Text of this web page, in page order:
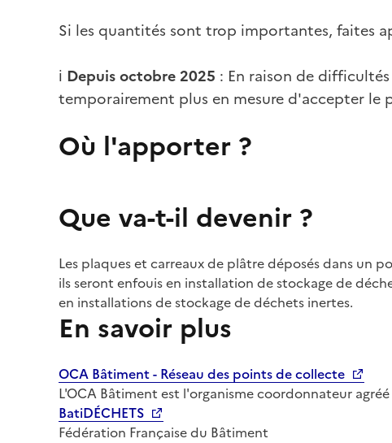
Si les quantités sont trop importantes, faites
ℹ️ Depuis octobre 2025 : En raison de
temporairement plus en mesure d'accepter le
Où l'apporter ?
Que va-t-il devenir ?
Les plaques et carreaux de plâtre déposés dans
ils seront enfouis en installation de stockage de
en installations de stockage de déchets inertes.
En savoir plus
OCA Bâtiment - Réseau des points de collecte
L'OCA Bâtiment est l'organisme coordonnateur
BatiDÉCHETS
Fédération Française du Bâtiment